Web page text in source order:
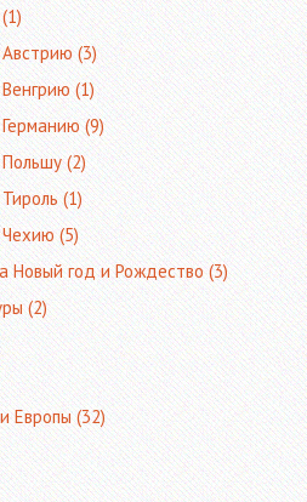
Австрию(3)
(1)
(9)
(2)
(1)
Чехию(5)
Новый год и Рождество(3)
(2)
Европы(32)